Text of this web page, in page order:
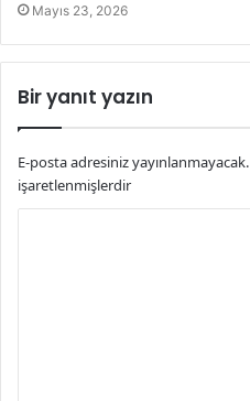
Mayıs 23, 2026
Bir yanıt yazın
E-posta adresiniz yayınlanmayacak.
işaretlenmişlerdir